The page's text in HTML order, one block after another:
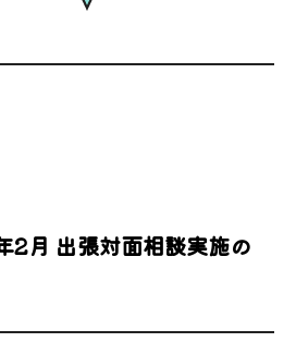
2月 出張対面相談実施の